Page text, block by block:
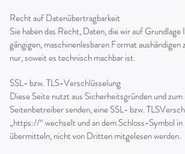
Recht auf Datenübertragbarkeit
Sie haben das Recht, Daten, die wir auf
gängigen, maschinenlesbaren Format
nur, soweit es technisch machbar ist.
SSL- bzw. TLS-Verschlüsselung
Diese Seite nutzt aus Sicherheitsgründen und
Seitenbetreiber senden, eine SSL- bzw.
„https://“ wechselt und an dem Schloss-Symbol
übermitteln, nicht von Dritten mitgelesen werden.